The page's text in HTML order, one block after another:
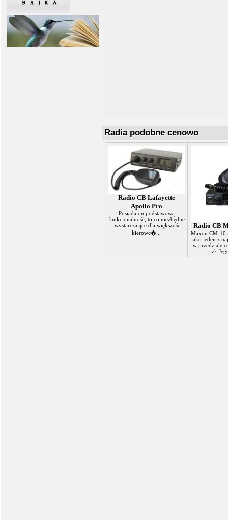
Radia podobne cenowo
Radio CB Lafayette
Apollo Pro
Posiada on podstawową
funkcjonalność, to co niezbędne
i wystarczające dla większości
kierowc�...
Radio CB
Maxon CM-10
jako jeden z
w przedziale
zł.